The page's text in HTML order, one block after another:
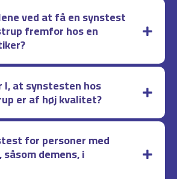
ved at få en synstest
fremfor hos en
I, at synstesten hos
er af høj kvalitet?
for personer med
demens, i